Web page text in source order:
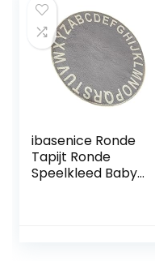
Kinderkamer Vloer
Antislip Ontwerp
Kussen Decoratie
Voetbal
Speelgoed
Tumotsit
ibasenice Ronde
Tapijt Ronde
Speelkleed Baby